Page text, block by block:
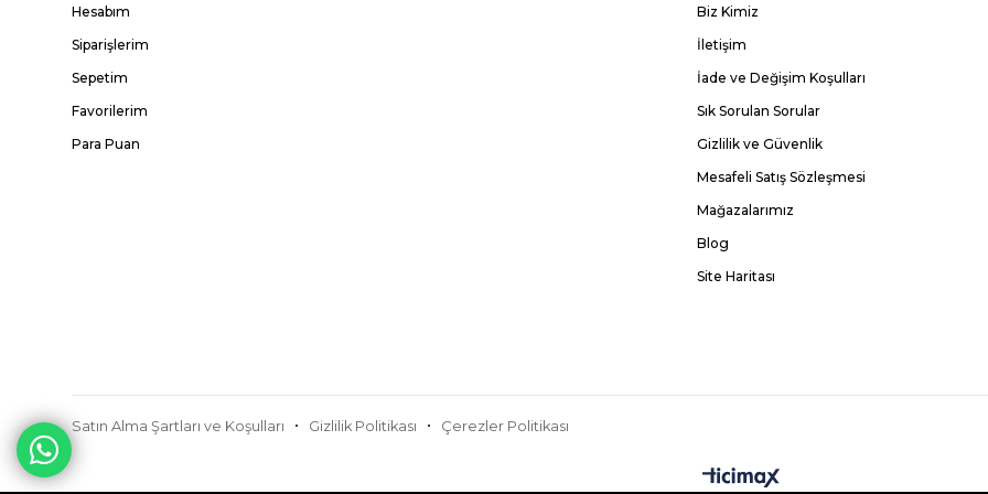
Hesabım
Siparişlerim
Sepetim
Favorilerim
Para Puan
Biz Kimiz
İletişim
İade ve Değişim Koşulları
Sık Sorulan Sorular
Gizlilik ve Güvenlik
Mesafeli Satış Sözleşmesi
Mağazalarımız
Blog
Site Haritası
Satın Alma Şartları ve Koşulları Gizlilik Politikası Çerezler Politikası